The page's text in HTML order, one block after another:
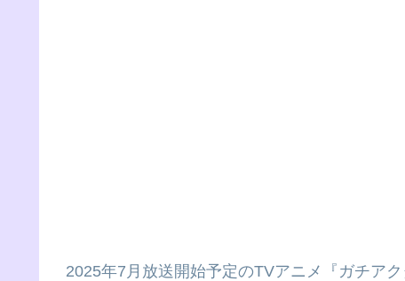
2025年7月放送開始予定のTVアニメ『ガチア